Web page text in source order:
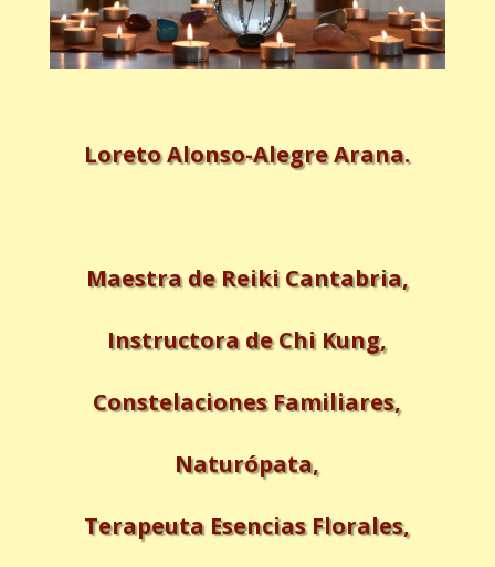
Loreto Alonso-Alegre Arana.
Maestra de Reiki Cantabria,
Instructora de Chi Kung,
Constelaciones Familiares,
Naturópata,
Terapeuta Esencias Florales,